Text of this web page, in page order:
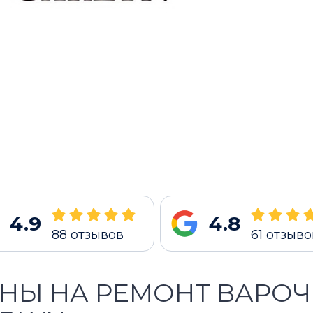
4.9 88 отзывов 4.8 61
НА РЕМОНТ